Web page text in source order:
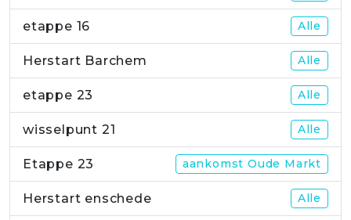
etappe 16 Alle
Herstart Barchem Alle
etappe 23 Alle
wisselpunt 21 Alle
Etappe 23 aankomst Oude Markt
Herstart enschede Alle